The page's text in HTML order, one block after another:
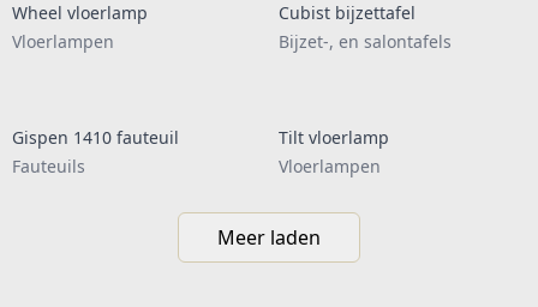
Wheel vloerlamp
Vloerlampen
Cubist bijzettafel
Bijzet-, en salontafels
Gispen 1410 fauteuil
Fauteuils
Tilt vloerlamp
Vloerlampen
Meer laden